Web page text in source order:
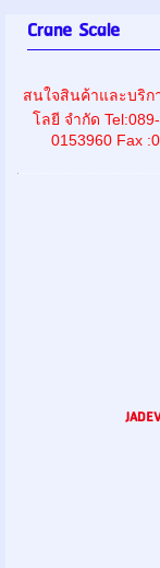
Crane Scale
สนใจสินค้าและบริก
โลยี จำกัด
0153960 Fax